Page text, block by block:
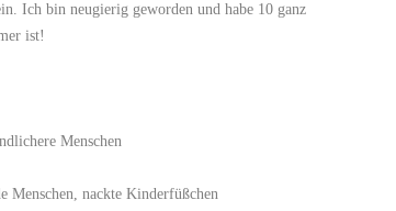
Ich bin neugierig geworden und habe 10 ganz
ist!
Menschen
Menschen, nackte Kinderfüßchen